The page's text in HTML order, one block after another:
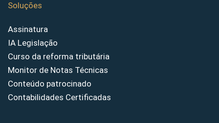
Soluções
Assinatura
IA Legislação
Curso da reforma tributária
Monitor de Notas Técnicas
Conteúdo patrocinado
Contabilidades Certificadas